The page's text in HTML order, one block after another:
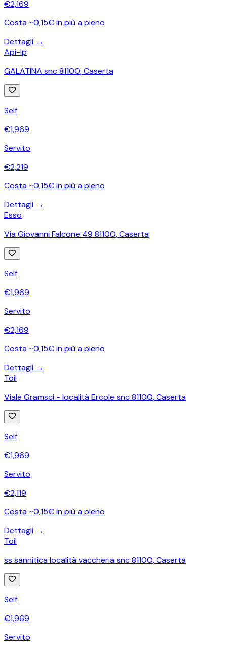
€2,169
Costa ~0,15€ in più a pieno
Dettagli →
Api-Ip
GALATINA snc 81100,Caserta
Self
€1,969
Servito
€2,219
Costa ~0,15€ in più a pieno
Dettagli →
Esso
Via Giovanni Falcone 49 81100,Caserta
Self
€1,969
Servito
€2,169
Costa ~0,15€ in più a pieno
Dettagli →
Toil
Viale Gramsci - località Ercole snc 81100,Caserta
Self
€1,969
Servito
€2,119
Costa ~0,15€ in più a pieno
Dettagli →
Toil
ss sannitica località vaccheria snc 81100,Caserta
Self
€1,969
Servito